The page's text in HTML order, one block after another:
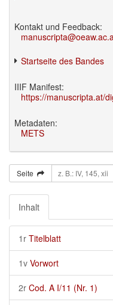
Kontakt und Feedback:
Startseite des Bandes
IIIF Manifest:
https://manuscripta.at/
Metadaten:
METS
Seite
Inhalt
1r Titelblatt
1v Vorwort
2r Cod. A I/11 (Nr. 1)